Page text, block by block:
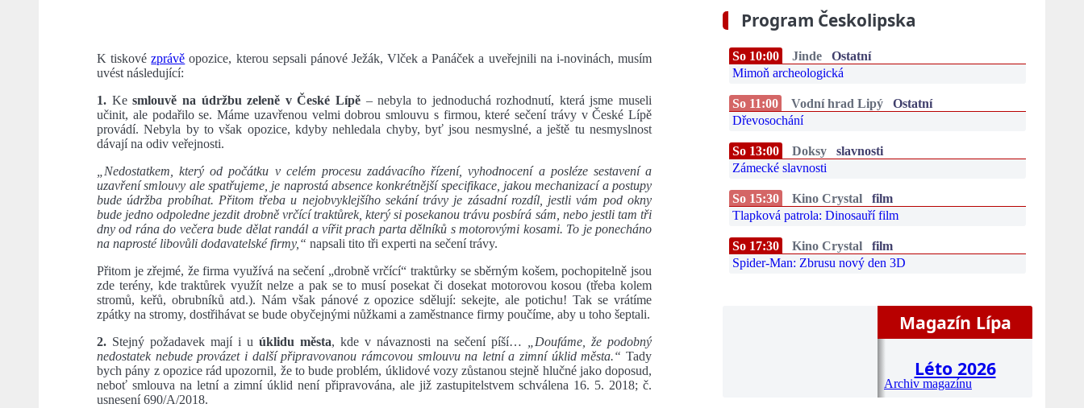
K tiskovézprávě opozice, kterou sepsali pánové Ježák, Vlček a Panáček a uveřejnili na i-novinách, musím
uvést následující:
1. Kesmlouvě na údržbu zeleně v České Lípě – nebyla to jednoduchá rozhodnutí, která jsme museli
učinit, ale podařilo se. Máme uzavřenou velmi dobrou smlouvu s firmou, které sečení trávy v České Lípě
provádí. Nebyla by to však opozice, kdyby nehledala chyby, byť jsou nesmyslné, a ještě tu nesmyslnost
dávají na odiv veřejnosti.
„Nedostatkem, který od počátku v celém procesu zadávacího řízení, vyhodnocení a posléze sestavení a
uzavření smlouvy ale spatřujeme, je naprostá absence konkrétnější specifikace, jakou mechanizací a postupy
bude údržba probíhat. Přitom třeba u nejobvyklejšího sekání trávy je zásadní rozdíl, jestli vám pod okny
bude jedno odpoledne jezdit drobně vrčící traktůrek, který si posekanou trávu posbírá sám, nebo jestli tam tři
dny od rána do večera bude dělat randál a vířit prach parta dělníků s motorovými kosami. To je ponecháno
na naprosté libovůli dodavatelské firmy,“ napsali tito tři experti na sečení trávy.
Přitom je zřejmé, že firma využívá na sečení „drobně vrčící“ traktůrky se sběrným košem, pochopitelně jsou
zde terény, kde traktůrek využít nelze a pak se to musí posekat či dosekat motorovou kosou (třeba kolem
stromů, keřů, obrubníků atd.). Nám však pánové z opozice sdělují: sekejte, ale potichu! Tak se vrátíme
zpátky na stromy, dostřihávat se bude obyčejnými nůžkami a zaměstnance firmy poučíme, aby u toho šeptali.
2. Stejný požadavek mají i u úklidu města, kde v návaznosti na sečení píší… „Doufáme, že podobný
nedostatek nebude provázet i další připravovanou rámcovou smlouvu na letní a zimní úklid města.“ Tady
bych pány z opozice rád upozornil, že to bude problém, úklidové vozy zůstanou stejně hlučné jako doposud,
neboť smlouva na letní a zimní úklid není připravována, ale již zastupitelstvem schválena 16. 5. 2018; č.
usnesení 690/A/2018.
Program Českolipska
So 10:00 Jinde
Ostatní
Mimoň archeologická
So 11:00 Vodní hrad Lipý
Ostatní
Dřevosochání
So 13:00 Doksy
slavnosti
Zámecké slavnosti
So 15:30 Kino Crystal
film
Tlapková patrola: Dinosauří film
So 17:30 Kino Crystal
film
Spider-Man: Zbrusu nový den 3D
Magazín Lípa
Léto 2026
Archiv magazínu